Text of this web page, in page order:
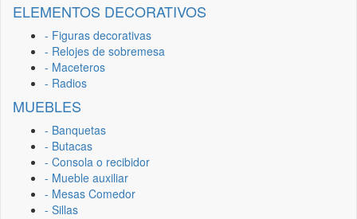
ELEMENTOS DECORATIVOS
- Figuras decorativas
- Relojes de sobremesa
- Maceteros
- Radios
MUEBLES
- Banquetas
- Butacas
- Consola o recibidor
- Mueble auxiliar
- Mesas Comedor
- Sillas